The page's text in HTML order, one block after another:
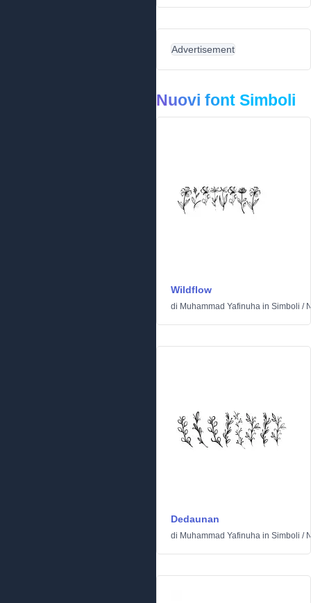
Advertisement
Nuovi font Simboli
Wildflow
di Muhammad Yafinuha in Simboli /
Dedaunan
di Muhammad Yafinuha in Simboli /